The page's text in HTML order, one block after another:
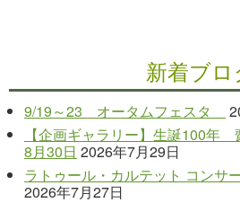
新着ブロ
9/19～23 オータムフェスタ
【企画ギャラリー】生誕100
8月30日 2026年7月29日
ラトゥール・カルテット コンサ
2026年7月27日